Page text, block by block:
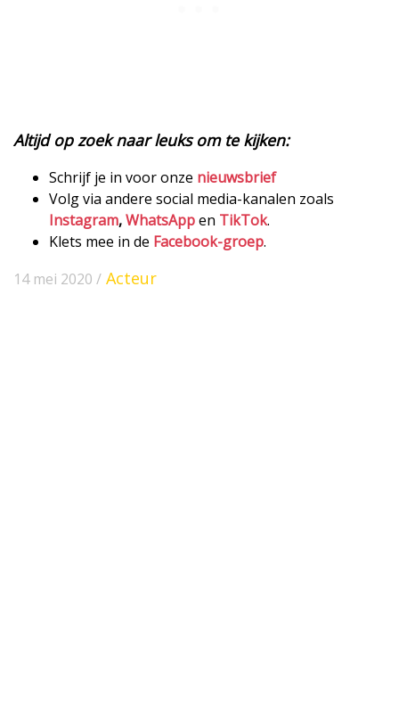
Altijd op zoek naar leuks om te kijken:
Schrijf je in voor onze nieuwsbrief
Volg via andere social media-kanalen zoals
Instagram,WhatsAppen TikTok.
Klets mee in de Facebook-groep.
14 mei 2020 / Acteur